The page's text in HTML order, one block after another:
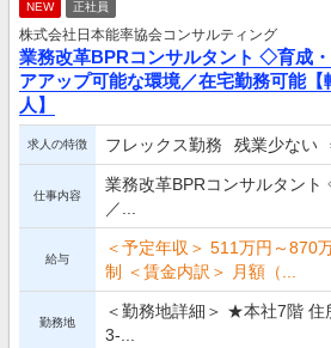
NEW 正社員
株式会社日本能率協会コンサルティング
業務改革BPRコンサルタント ◇育成
アアップ可能な環境／在宅勤務可能
人】
求人の特徴 フレックス勤務 残業少ない
仕事内容
業務改革BPRコンサルタン
／...
給与
＜予定年収＞ 511万円～870
制 ＜賃金内訳＞ 月額（...
勤務地
＜勤務地詳細＞ ★本社7階 住
3-...